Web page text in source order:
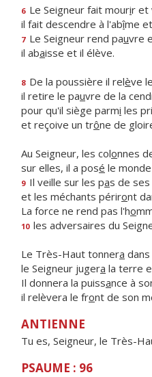
6 Le Seigneur fait mourir et
il fait descendre à l'abîme
7 Le Seigneur rend pauvre
il abaisse et il élève.
8 De la poussière il relève
il retire le pauvre de la
pour qu'il siège parmi les
et reçoive un trône de
Au Seigneur, les colonnes
sur elles, il a posé le monde
9 Il veille sur les pas de
et les méchants périront
La force ne rend pas l'ho
10 les adversaires du
Le Très-Haut tonnera dans
le Seigneur jugera la terre
Il donnera la puissance à
il relèvera le front de son
ANTIENNE
Tu es, Seigneur, le Très-
PSAUME : 96